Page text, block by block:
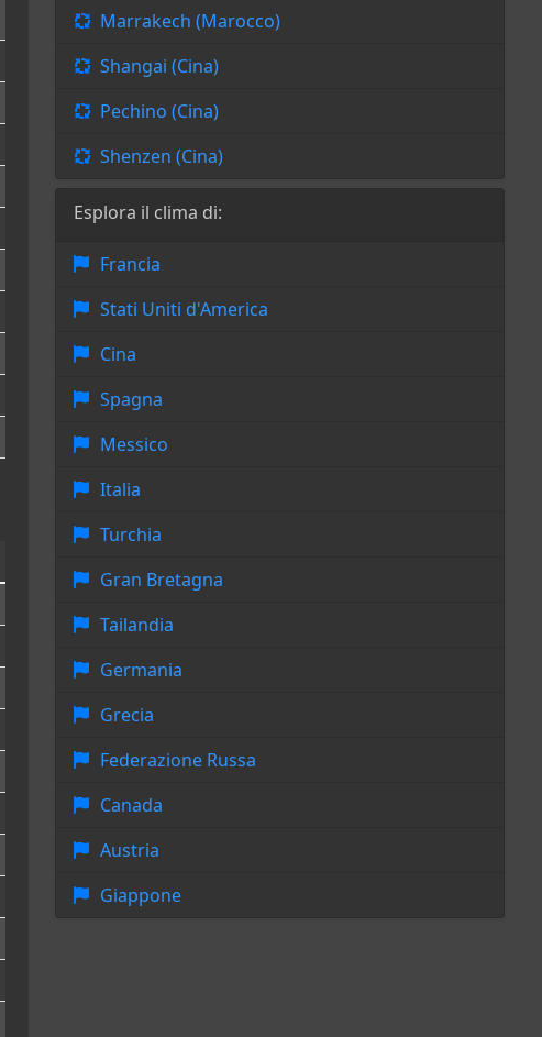
Marrakech (Marocco)
Shangai (Cina)
Pechino (Cina)
Shenzen (Cina)
Esplora il clima di:
Francia
Stati Uniti d'America
Cina
Spagna
Messico
Italia
Turchia
Gran Bretagna
Tailandia
Germania
Grecia
Federazione Russa
Canada
Austria
Giappone